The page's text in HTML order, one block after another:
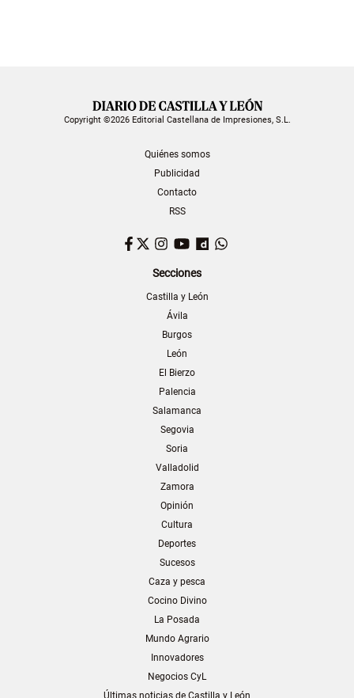
Copyright ©2026 Editorial Castellana de Impresiones, S.L.
Quiénes somos
Publicidad
Contacto
RSS
Facebook
TwitterInstagram
YouTubeDailymotion
Secciones
Castilla y León
Ávila
Burgos
León
El Bierzo
Palencia
Salamanca
Segovia
Soria
Valladolid
Zamora
Opinión
Cultura
Deportes
Sucesos
Caza y pesca
Cocino Divino
La Posada
Mundo Agrario
Innovadores
Negocios CyL
Últimas noticias de Castilla y León